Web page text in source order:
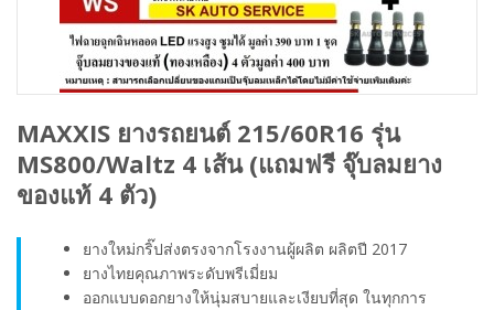
MAXXIS ยางรถยนต์ 215/60R16 รุ่น
MS800/Waltz 4 เส้น (แถมฟรี จุ๊บลมยาง
ของแท้ 4 ตัว)
ยางใหม่กริ๊ปส่งตรงจากโรงงานผู้ผลิต ผลิตปี 2017
ยางไทยคุณภาพระดับพรีเมี่ยม
ออกแบบดอกยางให้นุ่มสบายและเงียบที่สุด ในทุกการ